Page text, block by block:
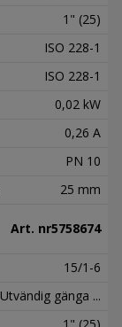
1" (25)
ISO 228-1
ISO 228-1
0,02 kW
0,26 A
PN 10
25 mm
Art. nr5758674
15/1-6
Utvändig gänga ...
1" (25)